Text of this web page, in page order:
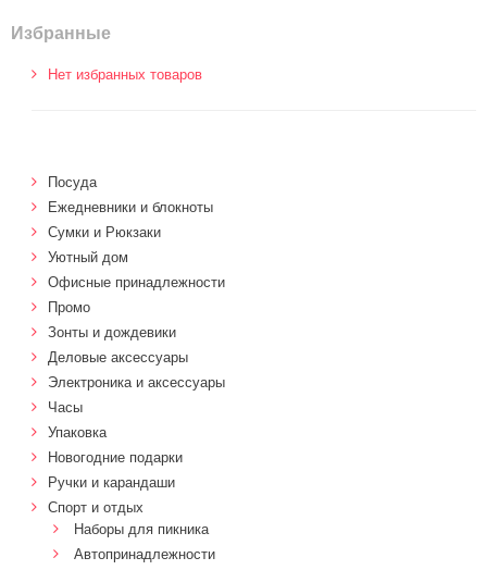
Избранные
Нет избранных товаров
Посуда
Ежедневники и блокноты
Сумки и Рюкзаки
Уютный дом
Офисные принадлежности
Промо
Зонты и дождевики
Деловые аксессуары
Электроника и аксессуары
Часы
Упаковка
Новогодние подарки
Ручки и карандаши
Спорт и отдых
Наборы для пикника
Автопринадлежности